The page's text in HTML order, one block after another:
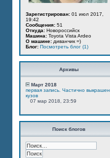
Зарегистрирован: 01 июл 2017,
19:42
Сообщения: 51
Откуда: Новороссийск
Машина: Toyota Vista Ardeo
О машине: диванчик =)
Блог: Посмотреть блог (1)
Архивы
Март 2018
первая запись. Частично выкрашен
кузов
07 мар 2018, 23:59
Поиск блогов